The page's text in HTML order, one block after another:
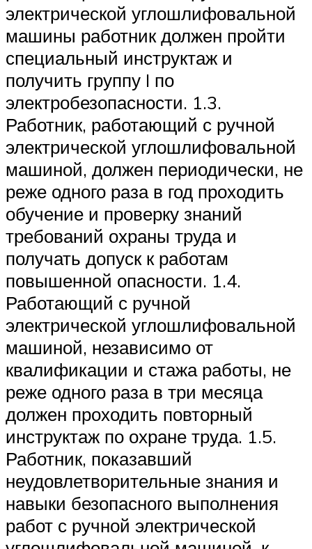
электрической углошлифовальной
машины работник должен пройти
специальный инструктаж и
получить группу I по
электробезопасности. 1.3.
Работник, работающий с ручной
электрической углошлифовальной
машиной, должен периодически, не
реже одного раза в год проходить
обучение и проверку знаний
требований охраны труда и
получать допуск к работам
повышенной опасности. 1.4.
Работающий с ручной
электрической углошлифовальной
машиной, независимо от
квалификации и стажа работы, не
реже одного раза в три месяца
должен проходить повторный
инструктаж по охране труда. 1.5.
Работник, показавший
неудовлетворительные знания и
навыки безопасного выполнения
работ с ручной электрической